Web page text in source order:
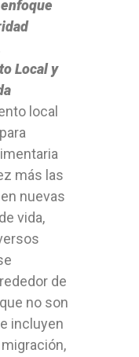
Local y
local
más las
nuevas
vida,
de
no son
incluyen